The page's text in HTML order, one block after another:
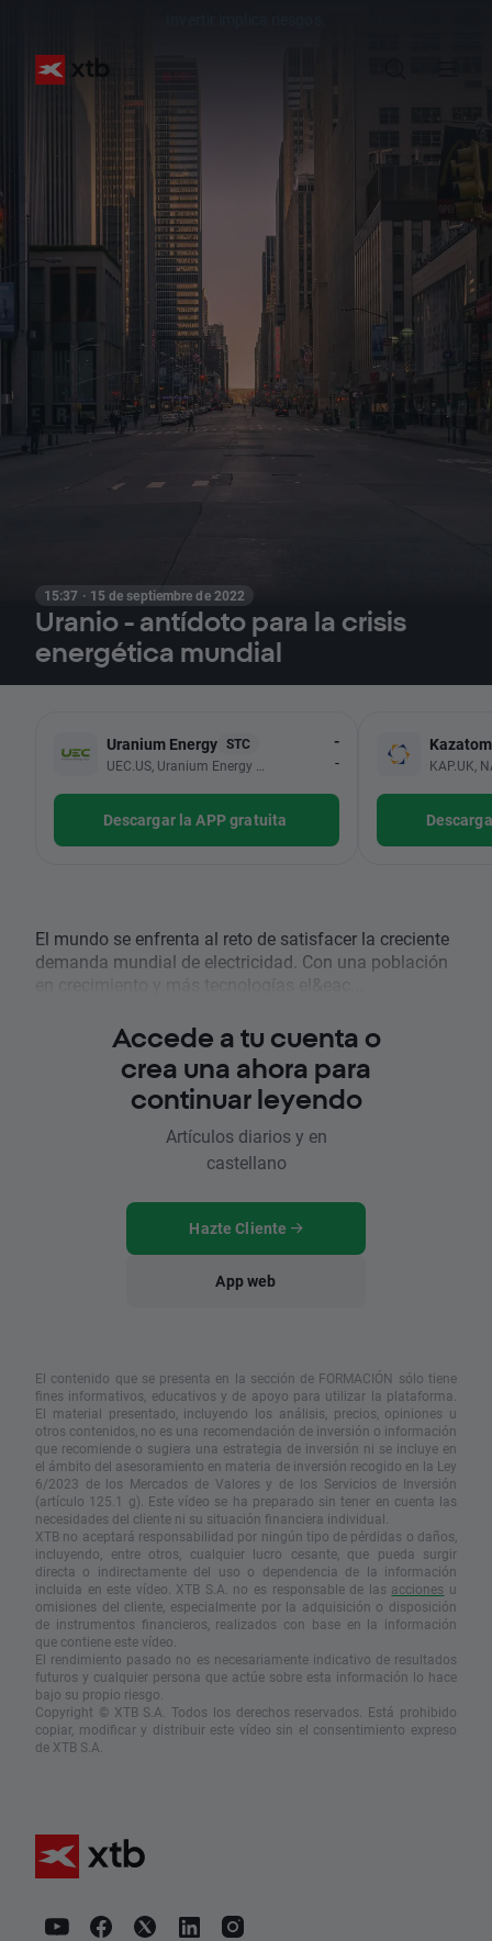
15:37 · 15 de septiembre de 2022
Uranio - antídoto para la crisis
energética mundial
Uranium Energy STC
UEC.US, Uranium Energy Corp
-
-
Descargar la APP gratuita
KAP.UK,
El mundo se enfrenta al reto de satisfacer la creciente
demanda mundial de electricidad. Con una población
en crecimiento y más tecnologías el&eac...
Accede a tu cuenta o
crea una ahora para
continuar leyendo
Artículos diarios y en
castellano
Hazte Cliente
App web
El contenido que se presenta en la sección de FORMACIÓN sólo tiene
fines informativos, educativos y de apoyo para utilizar la plataforma.
El material presentado, incluyendo los análisis, precios, opiniones u
otros contenidos, no es una recomendación de inversión o información
que recomiende o sugiera una estrategia de inversión ni se incluye en
el ámbito del asesoramiento en materia de inversión recogido en la Ley
6/2023 de los Mercados de Valores y de los Servicios de Inversión
(artículo 125.1 g). Este vídeo se ha preparado sin tener en cuenta las
necesidades del cliente ni su situación financiera individual.
XTB no aceptará responsabilidad por ningún tipo de pérdidas o daños,
incluyendo, entre otros, cualquier lucro cesante, que pueda surgir
directa o indirectamente del uso o dependencia de la información
incluida en este vídeo. XTB S.A. no es responsable de las acciones u
omisiones del cliente, especialmente por la adquisición o disposición
de instrumentos financieros, realizados con base en la información
que contiene este vídeo.
El rendimiento pasado no es necesariamente indicativo de resultados
futuros y cualquier persona que actúe sobre esta información lo hace
bajo su propio riesgo.
Copyright © XTB S.A. Todos los derechos reservados. Está prohibido
copiar, modificar y distribuir este vídeo sin el consentimiento expreso
de XTB S.A.